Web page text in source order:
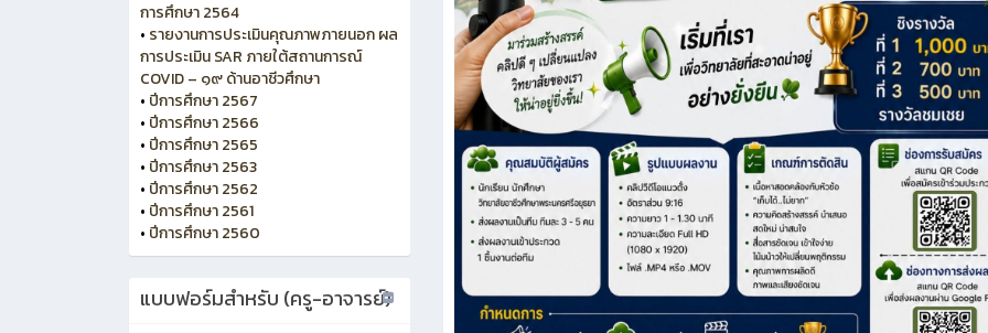
การศึกษา 2564
• รายงานการประเมินคุณภาพภายนอก ผล
การประเมิน SAR ภายใต้สถานการณ์
COVID – ๑๙ ด้านอาชีวศึกษา
• ปีการศึกษา 2567
• ปีการศึกษา 2566
• ปีการศึกษา 2565
• ปีการศึกษา 2563
• ปีการศึกษา 2562
• ปีการศึกษา 2561
• ปีการศึกษา 2560
แบบฟอร์มสำหรับ (ครู-อาจารย์)